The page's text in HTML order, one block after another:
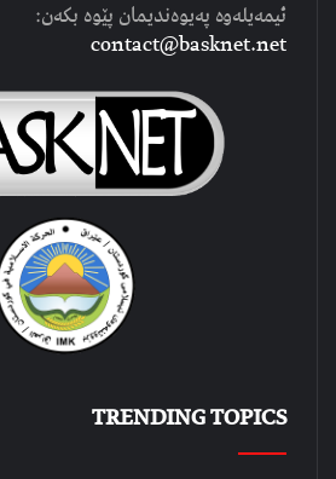
ئیمەیلەوە پەیوەندیمان پێوە بکەن:
contact@basknet.net
TRENDING TOPICS